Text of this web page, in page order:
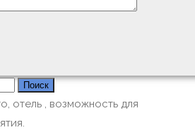
отель , возможность для